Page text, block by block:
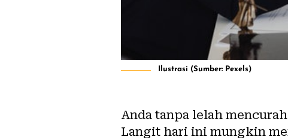
Ilustrasi (Sumber: Pexels)
Anda tanpa lelah
Langit hari ini mungkin